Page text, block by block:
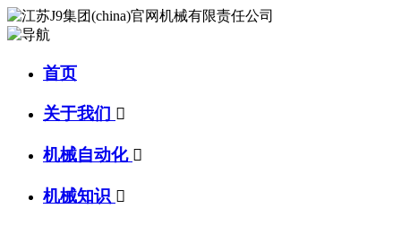
首页
关于我们 
机械自动化 
机械知识 